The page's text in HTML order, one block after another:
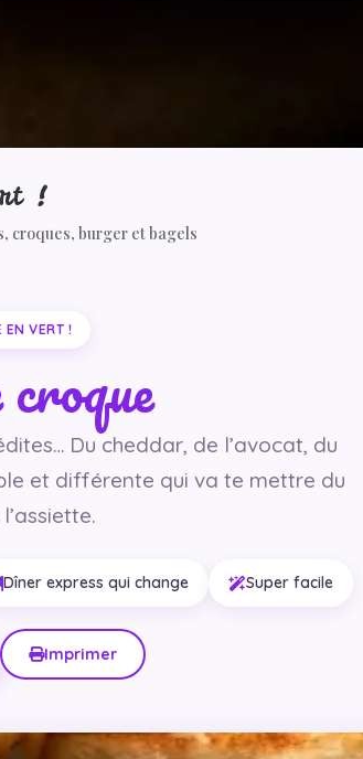
!
croques, burger et bagels
EN VERT !
Du cheddar, de l’avocat, du
et différente qui va te mettre du
Dîner express qui change Super facile
Imprimer